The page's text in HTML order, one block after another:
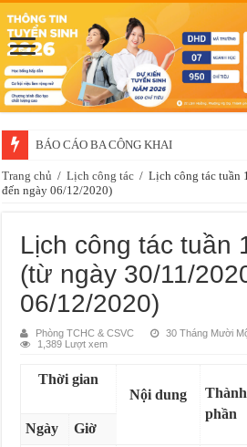
BÁO CÁO BA CÔNG KHAI
Trang chủ / Lịch công tác / Lịch công tác tuần
đến ngày 06/12/2020)
Lịch công tác tuần
(từ ngày 30/11/
06/12/2020)
Phòng TCHC & CSVC 30 Tháng Mười
1,389 Lượt xem
Thời gian
Nội dung
Thành
phần
Ngày
Giờ